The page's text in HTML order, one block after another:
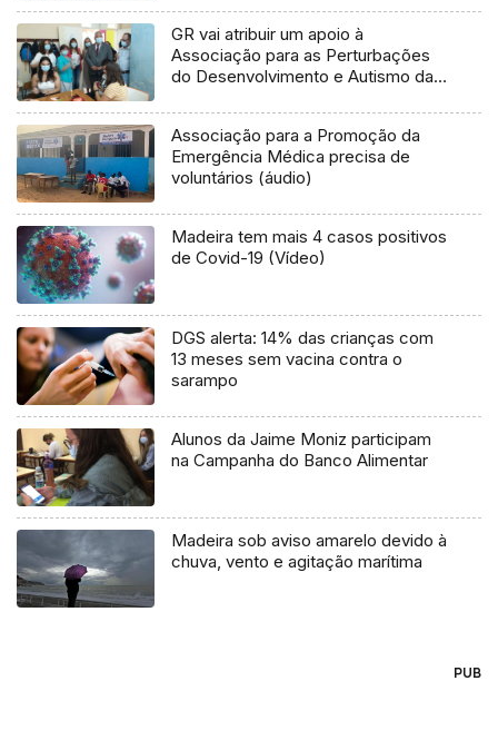
GR vai atribuir um apoio à
Associação para as Perturbações
do Desenvolvimento e Autismo da
Associação para a Promoção da
Emergência Médica precisa de
voluntários (áudio)
Madeira tem mais 4 casos positivos
de Covid-19 (Vídeo)
DGS alerta: 14% das crianças com
13 meses sem vacina contra o
sarampo
Alunos da Jaime Moniz participam
na Campanha do Banco Alimentar
Madeira sob aviso amarelo devido à
chuva, vento e agitação marítima
PUB